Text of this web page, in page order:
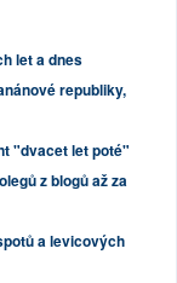
let a dnes
republiky,
"dvacet let poté"
z blogů až za
a levicových